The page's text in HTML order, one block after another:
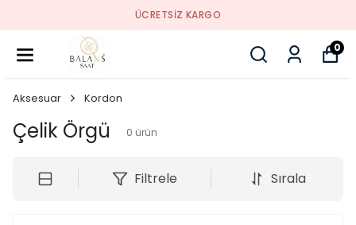
ÜCRETSIZ KARGO
0
Aksesuar Kordon
Çelik Örgü 0 ürün
Filtrele Sırala